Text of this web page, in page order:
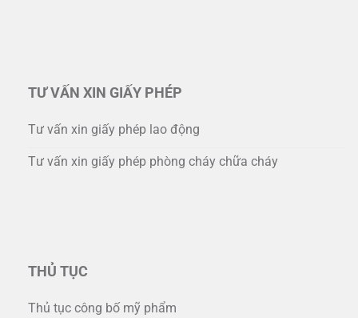
TƯ VẤN XIN GIẤY PHÉP
Tư vấn xin giấy phép lao động
Tư vấn xin giấy phép phòng cháy chữa cháy
THỦ TỤC
Thủ tục công bố mỹ phẩm